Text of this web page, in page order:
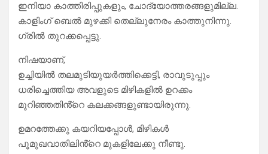
ഇനിയാ കാത്തിരിപ്പുകളും, ചോദ്യോത്തരങ്ങളുമില്ല.
കാളിംഗ് ബെൽ മുഴക്കി തെല്ലുനേരം കാത്തുനിന്നു.
ഗ്രിൽ തുറക്കപ്പെട്ടു.
നിഷയാണ്,
ഉച്ചിയിൽ തലമുടിയുയർത്തിക്കെട്ടി, രാവുടുപ്പും
ധരിച്ചെത്തിയ അവളുടെ മിഴികളിൽ ഉറക്കം
മുറിഞ്ഞതിൻ്റെ കലക്കങ്ങളുണ്ടായിരുന്നു.
ഉമറത്തേക്കു കയറിയപ്പോൾ, മിഴികൾ
പൂമുഖവാതിലിൻ്റെ മുകളിലേക്കു നീണ്ടു.